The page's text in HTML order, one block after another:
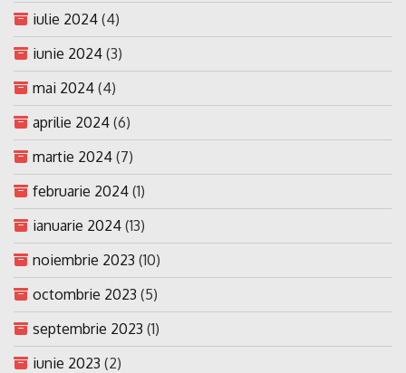
iulie 2024 (4)
iunie 2024 (3)
mai 2024 (4)
aprilie 2024 (6)
martie 2024 (7)
februarie 2024 (1)
ianuarie 2024 (13)
noiembrie 2023 (10)
octombrie 2023 (5)
septembrie 2023 (1)
iunie 2023 (2)